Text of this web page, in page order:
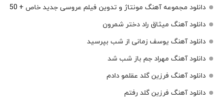
دانلود مجموعه آهنگ مونتاژ و تدوین فیلم عروسی جدید خاص + 50
دانلود آهنگ میثاق راد دختر شمرون
دانلود آهنگ یوسف زمانی از شب بپرسید
دانلود آهنگ مهراد جم باز شب شد
دانلود آهنگ فرزین گلد عقلمو دادم
دانلود آهنگ فرزین گلد رفتم